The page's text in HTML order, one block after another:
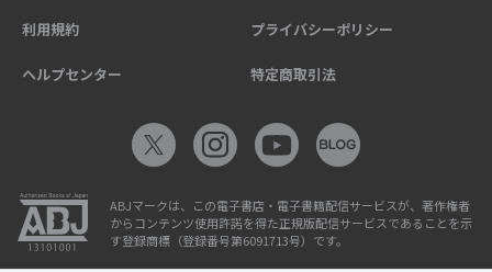
利用規約 プライバシーポリシー
ヘルプセンター 特定商取引法
ABJマークは、この電子書店・電子書籍配信サービスが、著作権者
からコンテンツ使用許諾を得た正規版配信サービスであることを示
す登録商標（登録番号第6091713号）です。